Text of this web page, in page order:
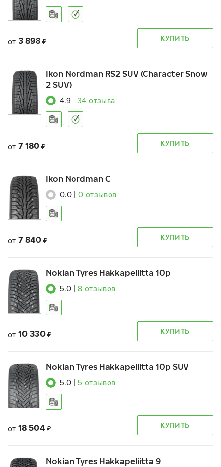
от 3 898 ₽ КУПИТЬ
Ikon Nordman RS2 SUV (Character Snow
2 SUV)
4.9 34 отзыва
от 7 180 ₽ КУПИТЬ
Ikon Nordman C
0.0 0 отзывов
от 7 840 ₽ КУПИТЬ
Nokian Tyres Hakkapeliitta 10p
5.0 8 отзывов
от 10 330 ₽ КУПИТЬ
Nokian Tyres Hakkapeliitta 10p SUV
5.0 5 отзывов
от 18 504 ₽ КУПИТЬ
Nokian Tyres Hakkapeliitta 9